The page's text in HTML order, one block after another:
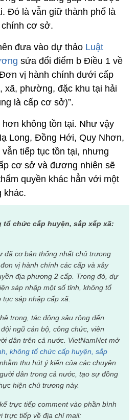
Đó là vẫn giữ thành phố là
cơ sở.
đưa vào dự thảo Luật
sửa đổi điểm b Điều 1 về
vị hành chính dưới cấp
xã, phường, đặc khu tại hải
là cấp cơ sở)”.
không tồn tại. Như vậy
Long, Đồng Hới, Quy Nhơn,
tiếp tục tồn tại, nhưng
cơ sở và đương nhiên sẽ
quyền khác hẳn với một
khác.
tổ chức cấp huyện, sắp xếp xã:
đã cơ bản thống nhất chủ trương
vị hành chính các cấp và xây
địa phương 2 cấp. Trong đó, dự
sáp nhập một số tỉnh, không tổ
sáp nhập cấp xã.
trọng, tác động sâu rộng đến
ngũ cán bộ, công chức, viên
dân trên cả nước. VietNamNet mở
không tổ chức cấp huyện, sắp
thu hút ý kiến của các chuyên
dân trong cả nước, tạo sự đồng
hiện chủ trương này.
trực tiếp comment vào phần bình
trực tiếp về địa chỉ mail: